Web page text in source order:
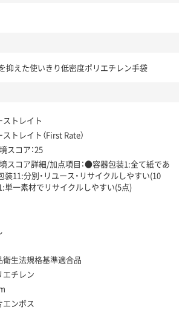
イントです。下記商品詳細「
ア詳細／加点項目
抑えた使いきり低密度ポリエチレン手袋
ストレイト
トレイト（First Rate）
スコア：25
スコア詳細/加点項目：●容器包装1:全て紙であ
11:分別・リユース・リサイクルしやすい(10
一素材でリサイクルしやすい(5点)
衛生法規格基準適合品
エチレン
エンボス